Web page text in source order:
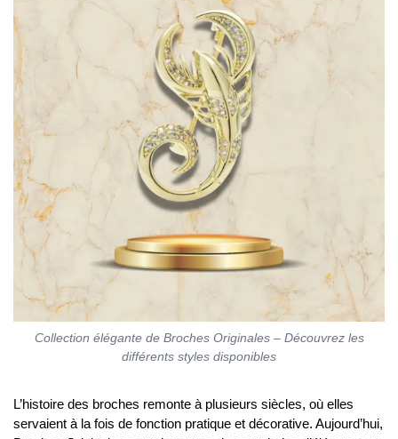
Collection élégante de Broches Originales – Découvrez les
différents styles disponibles
L’histoire des broches remonte à plusieurs siècles, où elles
servaient à la fois de fonction pratique et décorative. Aujourd’hui,